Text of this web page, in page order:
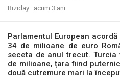
Biziday · acum 3 ani
Parlamentul European
34 de milioane de euro
seceta de anul trecut. Turcia
de milioane, țara fiind
două cutremure mari la